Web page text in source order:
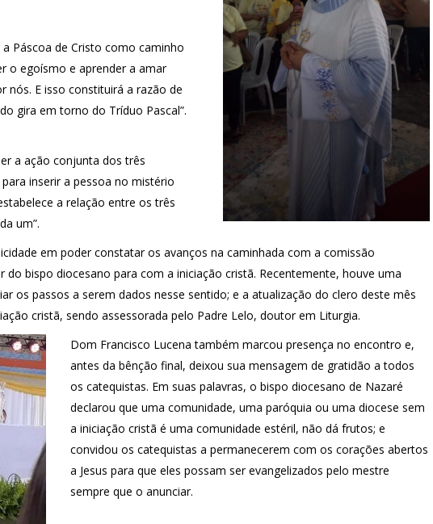
a Páscoa de Cristo como caminho
o egoísmo e aprender a amar
nós. E isso constituirá a razão de
gira em torno do Tríduo Pascal”.
a ação conjunta dos três
inserir a pessoa no mistério
a relação entre os três
um”.
em poder constatar os avanços na caminhada com a comissão
do bispo diocesano para com a iniciação cristã. Recentemente, houve uma
os passos a serem dados nesse sentido; e a atualização do clero deste mês
cristã, sendo assessorada pelo Padre Lelo, doutor em Liturgia.
Dom Francisco Lucena também marcou presença no encontro e,
antes da bênção final, deixou sua mensagem de gratidão a todos
os catequistas. Em suas palavras, o bispo diocesano de Nazaré
declarou que uma comunidade, uma paróquia ou uma diocese sem
a iniciação cristã é uma comunidade estéril, não dá frutos; e
convidou os catequistas a permanecerem com os corações abertos
a Jesus para que eles possam ser evangelizados pelo mestre
sempre que o anunciar.